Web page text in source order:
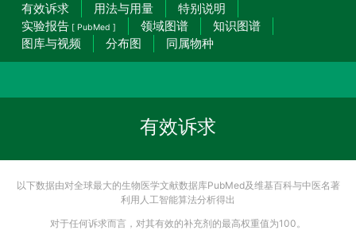
有效诉求 用法与用量
特别说明
实验报告 [ PubMed ] 领域图谱
知识图谱
图库与视频
分布图 同属物种
有效诉求
以下数据由对全球最大的生物医学文献数据库PubMed及维基百科与中医名著
利用人工智能算法分析得出
对于任何诉求而言，对其有效的补充剂的最高权重值为100。